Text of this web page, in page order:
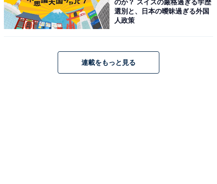
のか？ スイスの厳格過ぎる学歴
選別と、日本の曖昧過ぎる外国
人政策
連載をもっと見る